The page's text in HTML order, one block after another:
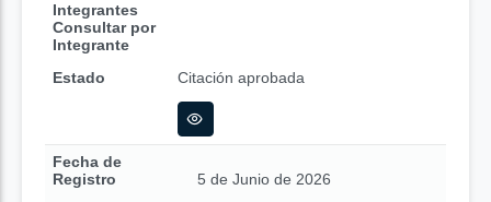
Integrantes
Consultar por
Integrante
Estado
Citación aprobada
Fecha de
Registro
5 de Junio de 2026